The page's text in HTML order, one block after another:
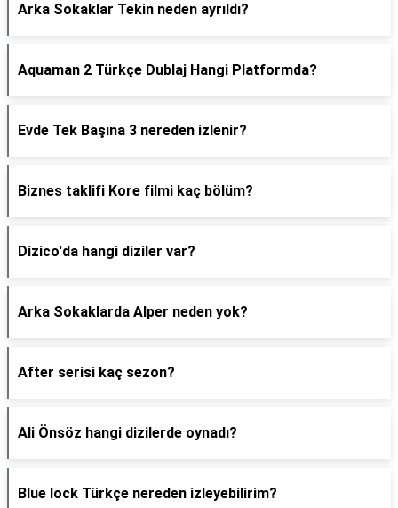
Arka Sokaklar Tekin neden ayrıldı?
Aquaman 2 Türkçe Dublaj Hangi Platformda?
Evde Tek Başına 3 nereden izlenir?
Biznes taklifi Kore filmi kaç bölüm?
Dizico'da hangi diziler var?
Arka Sokaklarda Alper neden yok?
After serisi kaç sezon?
Ali Önsöz hangi dizilerde oynadı?
Blue lock Türkçe nereden izleyebilirim?